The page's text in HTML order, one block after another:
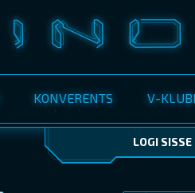
KONVERENTS V-KLUBI
LOGI SISSE